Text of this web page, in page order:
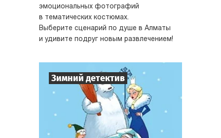
эмоциональных фотографий
в тематических костюмах.
Выберите сценарий по душе в Алматы
и удивите подруг новым развлечением!
Зимний детектив
Игроков 10
Время игры 1-2 ч.